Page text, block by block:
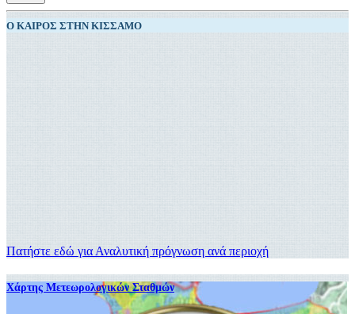
Ο ΚΑΙΡΌΣ ΣΤΗΝ ΚΊΣΣΑΜΟ
Πατήστε εδώ για Αναλυτική πρόγνωση ανά περιοχή
Χάρτης Μετεωρολογικών Σταθμών